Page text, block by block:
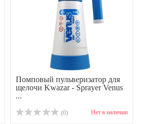
Помповый пульверизатор для
щелочи Kwazar - Sprayer Venus
...
(0) Нет в наличии